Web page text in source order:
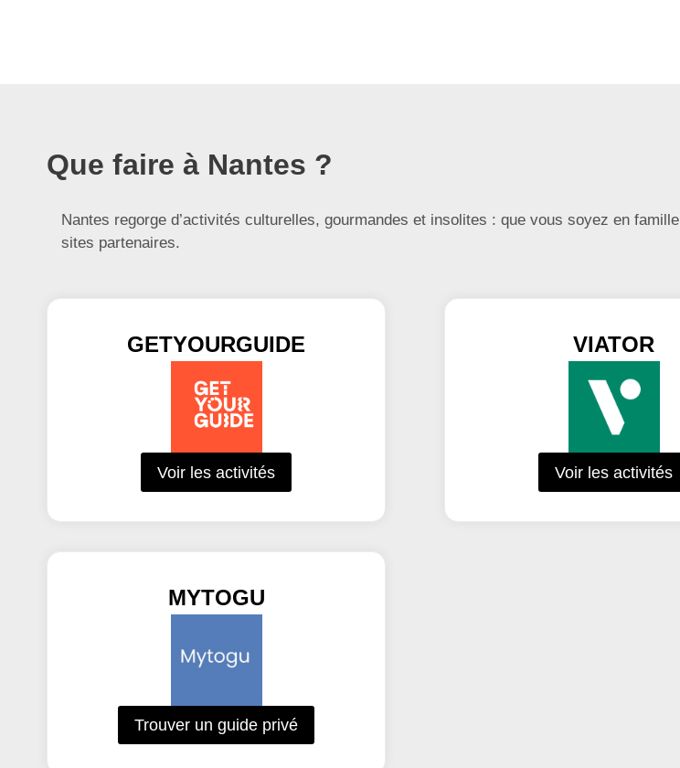
Que faire à Nantes ?
Nantes regorge d’activités culturelles, gourmandes et insolites : que vous soyez en
sites partenaires.
GETYOURGUIDE
Voir les activités
VIATOR
Voir les activités
MYTOGU
Trouver un guide privé